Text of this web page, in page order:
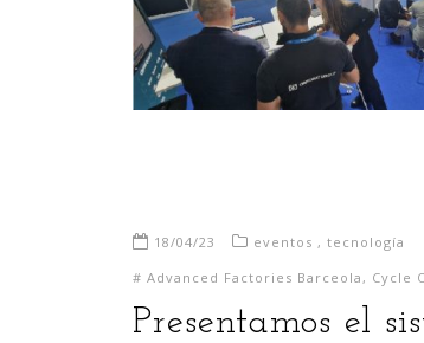
18/04/23 eventos , tecnología
# Advanced Factories Barceola , Cycle
Presentamos el